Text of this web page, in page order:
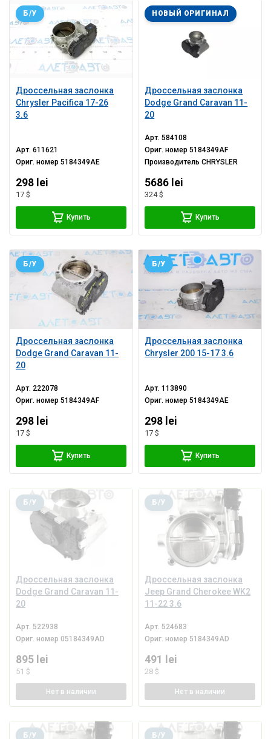
Дроссельная заслонка
Chrysler Pacifica 17-26
3.6
Б/У
Арт.611621
Ориг. номер5184349AE
298 lei
17 $
Купить
Дроссельная заслонка
Dodge Grand Caravan 11-
20
НОВЫЙ ОРИГИНАЛ
Арт.584108
Ориг. номер5184349AF
ПроизводительCHRYSLER
5686 lei
324 $
Купить
Дроссельная заслонка
Dodge Grand Caravan 11-
20
Б/У
Арт. 222078
Ориг. номер5184349AF
298 lei
17 $
Купить
Дроссельная заслонка
Chrysler 200 15-17 3.6
Б/У
Арт.113890
Ориг. номер5184349AE
298 lei
17 $
Купить
Дроссельная заслонка
Dodge Grand Caravan 11-
20
Б/У
Арт. 522938
Ориг. номер 05184349AD
895 lei
51 $
Нет в наличии
Дроссельная заслонка
Jeep Grand Cherokee WK2
11-22 3.6
Б/У
Арт. 524683
Ориг. номер 5184349AD
491 lei
28 $
Нет в наличии
Б/У Б/У